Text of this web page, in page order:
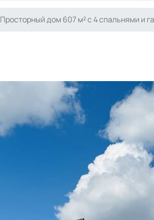
Просторный дом 607 м² с 4 спальнями и